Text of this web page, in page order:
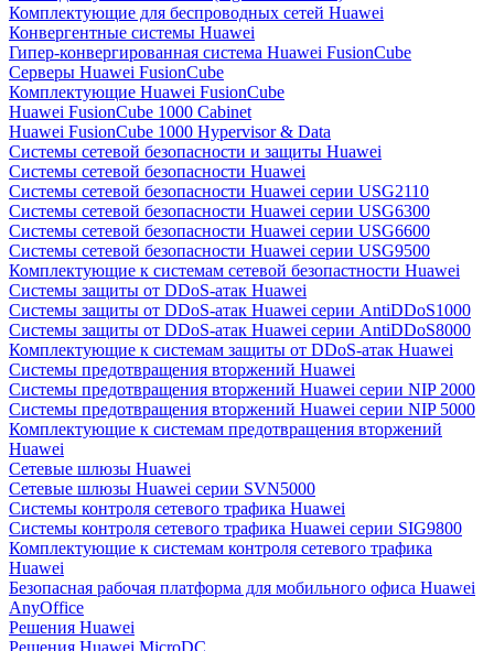
Комплектующие для беспроводных сетей Huawei
Конвергентные системы Huawei
Гипер-конвергированная система Huawei FusionCube
Серверы Huawei FusionCube
Комплектующие Huawei FusionCube
Huawei FusionCube 1000 Cabinet
Huawei FusionCube 1000 Hypervisor & Data
Системы сетевой безопасности и защиты Huawei
Системы сетевой безопасности Huawei
Системы сетевой безопасности Huawei серии USG2110
Системы сетевой безопасности Huawei серии USG6300
Системы сетевой безопасности Huawei серии USG6600
Системы сетевой безопасности Huawei серии USG9500
Комплектующие к системам сетевой безопастности Huawei
Системы защиты от DDoS-атак Huawei
Системы защиты от DDoS-атак Huawei серии AntiDDoS1000
Системы защиты от DDoS-атак Huawei серии AntiDDoS8000
Комплектующие к системам защиты от DDoS-атак Huawei
Системы предотвращения вторжений Huawei
Системы предотвращения вторжений Huawei серии NIP 2000
Системы предотвращения вторжений Huawei серии NIP 5000
Комплектующие к системам предотвращения вторжений
Huawei
Сетевые шлюзы Huawei
Сетевые шлюзы Huawei серии SVN5000
Системы контроля сетевого трафика Huawei
Системы контроля сетевого трафика Huawei серии SIG9800
Комплектующие к системам контроля сетевого трафика
Huawei
Безопасная рабочая платформа для мобильного офиса Huawei
AnyOffice
Решения Huawei
Решения Huawei MicroDC